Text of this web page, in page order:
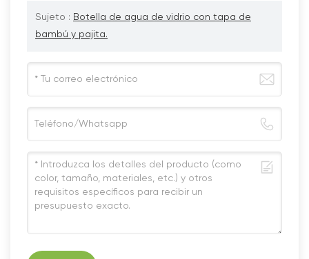
Sujeto : Botella de agua de vidrio con tapa de
bambú y pajita.